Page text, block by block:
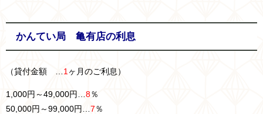
かんてい局 亀有店の利息
（貸付金額 … 1 ヶ月のご利息）
1,000円～49,000円… 8％
50,000円～99,000円… 7％